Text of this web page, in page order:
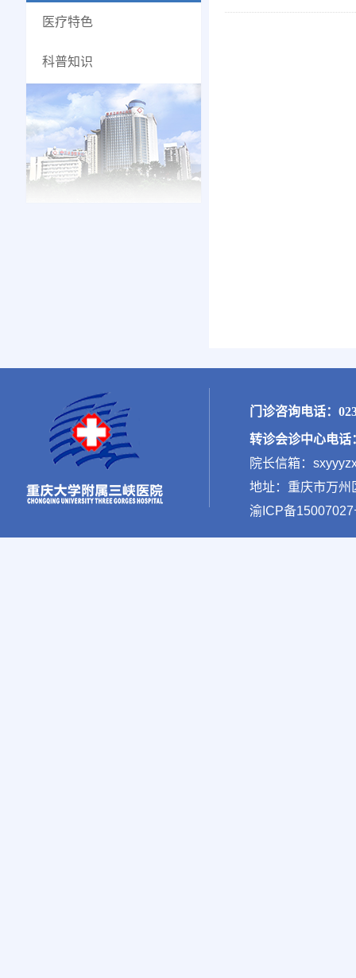
医疗特色
科普知识
门诊咨询电话：
转诊会诊中心电话
院长信箱：
地址：重庆市万州
渝ICP备15007027